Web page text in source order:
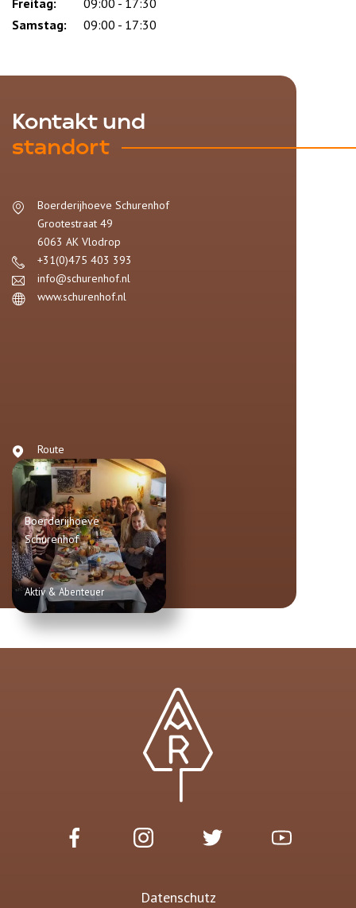
Freitag:
09:00 - 17:30
Samstag:
09:00 - 17:30
Kontakt und
standort
Boerderijhoeve Schurenhof
Grootestraat 49
6063 AK Vlodrop
+31(0)475 403 393
info@schurenhof.nl
www.schurenhof.nl
Route
Boerderijhoeve
Schurenhof
Aktiv & Abenteuer
Datenschutz